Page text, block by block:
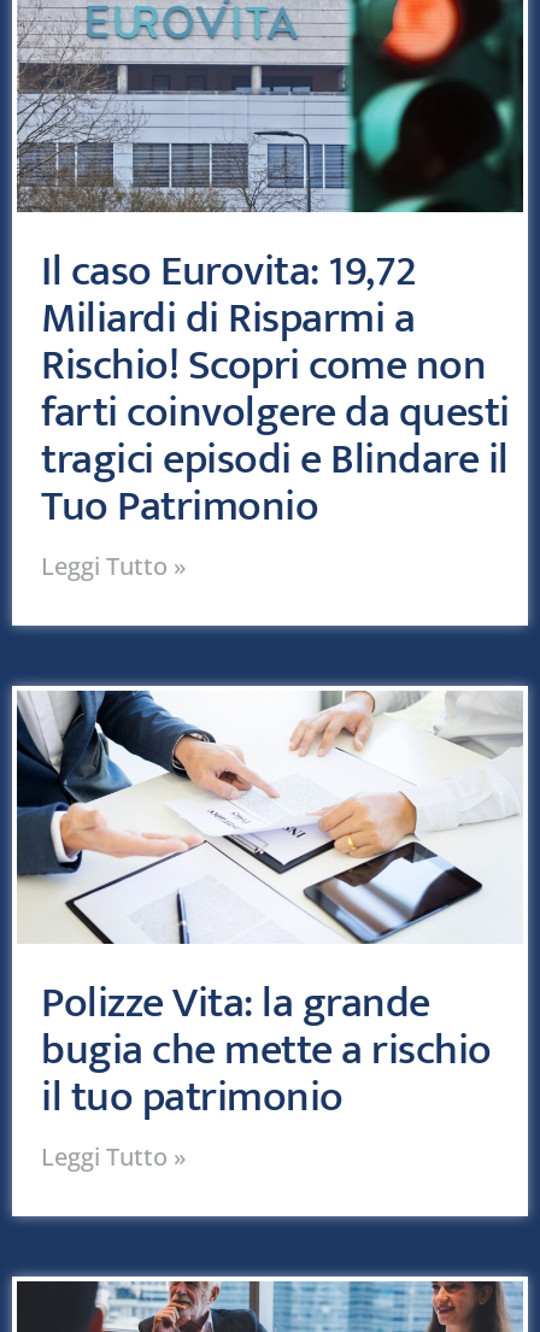
Il caso Eurovita: 19,72
Miliardi di Risparmi a
Rischio! Scopri come non
farti coinvolgere da questi
tragici episodi e Blindare il
Tuo Patrimonio
Leggi Tutto »
Polizze Vita: la grande
bugia che mette a rischio
il tuo patrimonio
Leggi Tutto »